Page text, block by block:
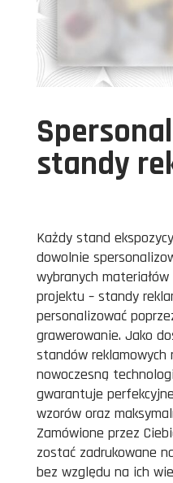
standy
Każdy stand
dowolnie
wybranych
projektu – standy
personalizować
grawerowanie. Jako
standów reklamowych
nowoczesną
gwarantuje
wzorów oraz
Zamówione przez
zostać zadrukowane
bez względu na ich